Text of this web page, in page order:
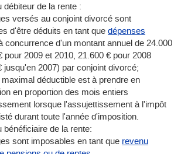
débiteur de la rente :
versés au conjoint divorcé sont
d'être déduits en tant que dépenses
concurrence d'un montant annuel de 24.000
pour 2009 et 2010, 21.600 € pour 2008
jusqu'en 2007) par conjoint divorcé;
déductible est à prendre en
en proportion des mois entiers
lorsque l'assujettissement à l'impôt
durant toute l'année d'imposition.
bénéficiaire de la rente:
sont imposables en tant que revenu